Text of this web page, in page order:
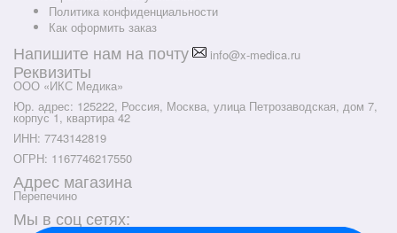
Политика конфиденциальности
Как оформить заказ
Напишите нам на почту info@x-medica.ru
Реквизиты
ООО «ИКС Медика»
Юр. адрес: 125222, Россия, Москва, улица Петрозаводская, дом 7,
корпус 1, квартира 42
ИНН: 7743142819
ОГРН: 1167746217550
Адрес магазина
Перепечино
Мы в соц сетях: